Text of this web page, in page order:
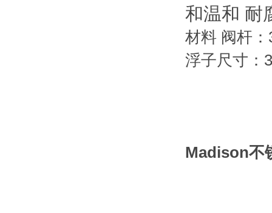
和温和 耐
材料 阀杆
浮子尺寸：
Madison不